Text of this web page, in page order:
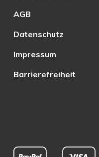
AGB
Datenschutz
Impressum
Barrierefreiheit